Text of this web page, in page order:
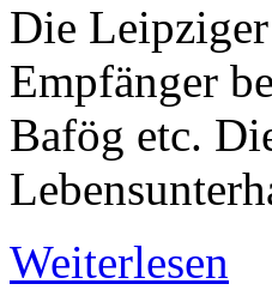
Die
Empfänger
Bafög etc.
Weiterlesen